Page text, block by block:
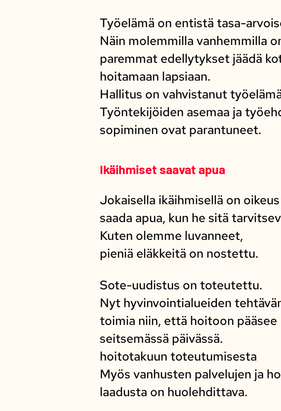
Työelämä on entistä tasa-
Näin molemmilla vanhemmilla
paremmat edellytykset jäädä
hoitamaan lapsiaan.
Hallitus on vahvistanut
Työntekijöiden asemaa ja
sopiminen ovat parantuneet.
Ikäihmiset saavat apua
Jokaisella ikäihmisellä on oikeus
saada apua, kun he sitä
Kuten olemme luvanneet,
pieniä eläkkeitä on nostettu.
Sote-uudistus on toteutettu.
Nyt hyvinvointialueiden
toimia niin, että hoitoon pääsee
seitsemässä päivässä.
hoitotakuun toteutumisesta
Myös vanhusten palvelujen ja
laadusta on huolehdittava.